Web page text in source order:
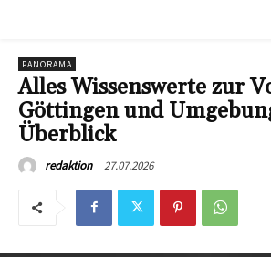
PANORAMA
Alles Wissenswerte zur
Göttingen und
Überblick
redaktion 27.07.2026